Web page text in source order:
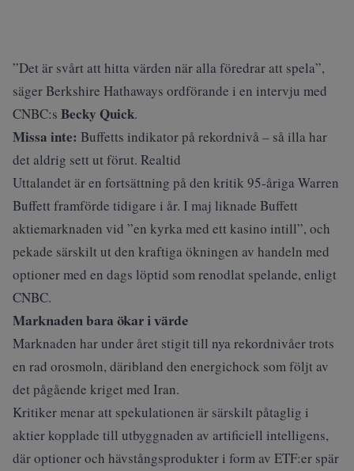
”Det är svårt att hitta värden när alla föredrar att spela”,
säger Berkshire Hathaways ordförande i en intervju med
CNBC:s Becky Quick.
Missa inte: Buffetts indikator på rekordnivå – så illa har
det aldrig sett ut förut. Realtid
Uttalandet är en fortsättning på den kritik 95-åriga Warren
Buffett framförde tidigare i år. I maj liknade Buffett
aktiemarknaden vid ”en kyrka med ett kasino intill”, och
pekade särskilt ut den kraftiga ökningen av handeln med
optioner med en dags löptid som renodlat spelande, enligt
CNBC.
Marknaden bara ökar i värde
Marknaden har under året stigit till nya rekordnivåer trots
en rad orosmoln, däribland den energichock som följt av
det pågående kriget med Iran.
Kritiker menar att spekulationen är särskilt påtaglig i
aktier kopplade till utbyggnaden av artificiell intelligens,
där optioner och hävstångsprodukter i form av ETF:er spär